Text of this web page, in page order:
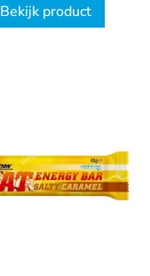
Bekijk product